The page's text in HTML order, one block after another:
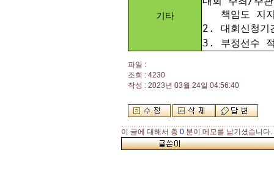
기타
책임도 지
2. 대회신청기
3. 부정선수
파일 :
조회 : 4230
작성 : 2023년 03월 24일 04:56:40
이 글에 대해서 총 0 분이 메모를 남기셨습니다.